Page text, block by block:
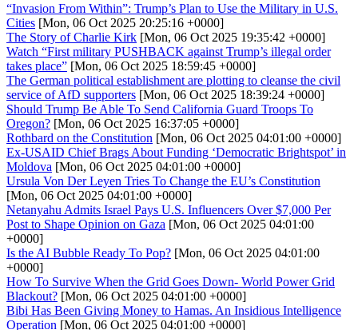
“Invasion From Within”: Trump’s Plan to Use the Military in U.S.
Cities [Mon, 06 Oct 2025 20:25:16 +0000]
The Story of Charlie Kirk [Mon, 06 Oct 2025 19:35:42 +0000]
Watch “First military PUSHBACK against Trump’s illegal order
takes place” [Mon, 06 Oct 2025 18:59:45 +0000]
The German political establishment are plotting to cleanse the civil
service of AfD supporters [Mon, 06 Oct 2025 18:39:24 +0000]
Should Trump Be Able To Send California Guard Troops To
Oregon? [Mon, 06 Oct 2025 16:37:05 +0000]
Rothbard on the Constitution [Mon, 06 Oct 2025 04:01:00 +0000]
Ex-USAID Chief Brags About Funding ‘Democratic Brightspot’ in
Moldova [Mon, 06 Oct 2025 04:01:00 +0000]
Ursula Von Der Leyen Tries To Change the EU’s Constitution
[Mon, 06 Oct 2025 04:01:00 +0000]
Netanyahu Admits Israel Pays U.S. Influencers Over $7,000 Per
Post to Shape Opinion on Gaza [Mon, 06 Oct 2025 04:01:00
+0000]
Is the AI Bubble Ready To Pop? [Mon, 06 Oct 2025 04:01:00
+0000]
How To Survive When the Grid Goes Down- World Power Grid
Blackout? [Mon, 06 Oct 2025 04:01:00 +0000]
Bibi Has Been Giving Money to Hamas. An Insidious Intelligence
Operation [Mon, 06 Oct 2025 04:01:00 +0000]